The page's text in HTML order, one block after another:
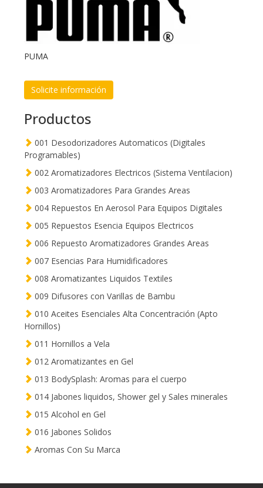
PUMA
Solicite información
Productos
001 Desodorizadores Automaticos (Digitales
Programables)
002 Aromatizadores Electricos (Sistema Ventilacion)
003 Aromatizadores Para Grandes Areas
004 Repuestos En Aerosol Para Equipos Digitales
005 Repuestos Esencia Equipos Electricos
006 Repuesto Aromatizadores Grandes Areas
007 Esencias Para Humidificadores
008 Aromatizantes Liquidos Textiles
009 Difusores con Varillas de Bambu
010 Aceites Esenciales Alta Concentración (Apto
Hornillos)
011 Hornillos a Vela
012 Aromatizantes en Gel
013 BodySplash: Aromas para el cuerpo
014 Jabones liquidos, Shower gel y Sales minerales
015 Alcohol en Gel
016 Jabones Solidos
Aromas Con Su Marca